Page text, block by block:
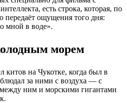
есть строка, которая, по
передаёт ощущения того дня:
мной в воде».
морем
китов на Чукотке, когда был в
за ними с воздуха — с
ним и морскими гигантами